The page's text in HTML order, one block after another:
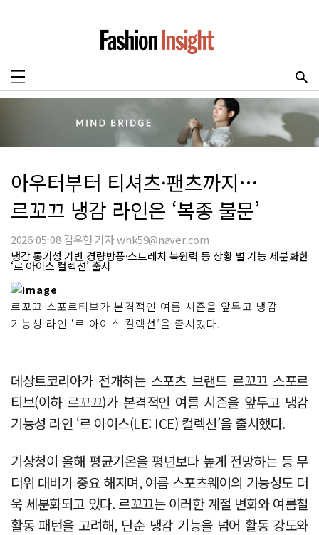
아우터부터 티셔츠·팬츠까지…
르꼬끄 냉감 라인은 ‘복종 불문’
2026-05-08 김우현 기자 whk59@naver.com
냉감 통기성 기반 경량방풍·스트레치 복원력 등 상황 별 기능 세분화한
‘르 아이스 컬렉션’ 출시
르꼬끄 스포르티브가 본격적인 여름 시즌을 앞두고 냉감
기능성 라인 ‘르 아이스 컬렉션’을 출시했다.
데상트코리아가 전개하는 스포츠 브랜드 르꼬끄 스포르
티브(이하 르꼬끄)가 본격적인 여름 시즌을 앞두고 냉감
기능성 라인 ‘르 아이스(LE: ICE) 컬렉션’을 출시했다.
기상청이 올해 평균기온을 평년보다 높게 전망하는 등 무
더위 대비가 중요 해지며, 여름 스포츠웨어의 기능성도 더
욱 세분화되고 있다. 르꼬끄는 이러한 계절 변화와 여름철
활동 패턴을 고려해, 단순 냉감 기능을 넘어 활동 강도와